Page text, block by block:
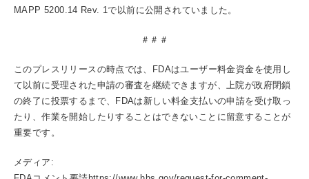
MAPP 5200.14 Rev. 1で以前に公開されていました。
＃＃＃
このプレスリリースの時点では、FDAはユーザー料金資金を使用し
て以前に受理された申請の審査を継続できますが、上院が政府閉鎖
の終了に投票するまで、FDAは新しい料金支払いの申請を受け取っ
たり、作業を開始したりすることはできないことに留意することが
重要です。
メディア: